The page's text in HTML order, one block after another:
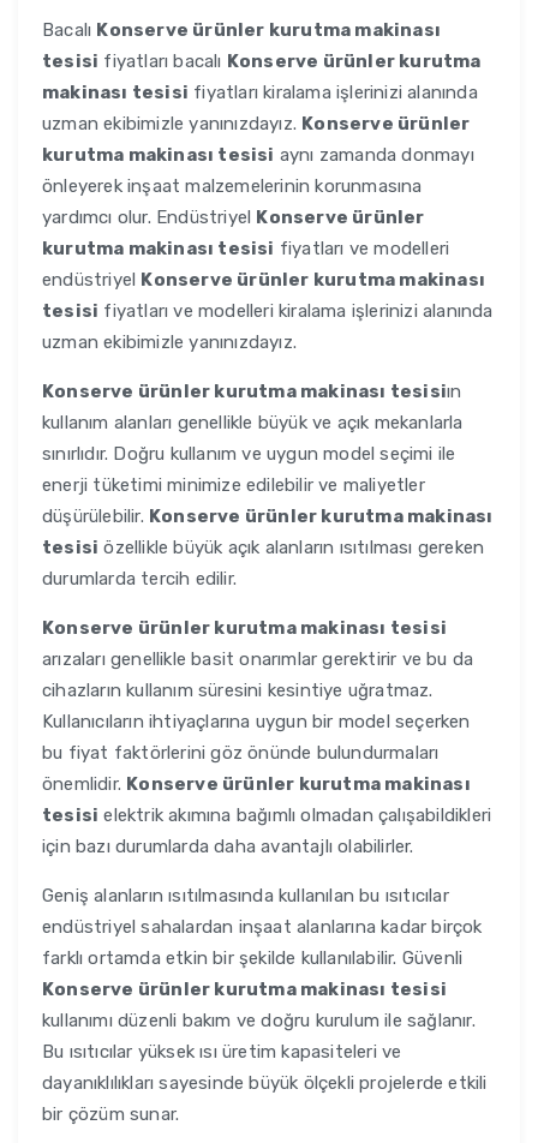
Bacalı Konserve ürünler kurutma makinası
tesisi fiyatları bacalı Konserve ürünler kurutma
makinası tesisi fiyatları kiralama işlerinizi alanında
uzman ekibimizle yanınızdayız. Konserve ürünler
kurutma makinası tesisi aynı zamanda donmayı
önleyerek inşaat malzemelerinin korunmasına
yardımcı olur. Endüstriyel Konserve ürünler
kurutma makinası tesisi fiyatları ve modelleri
endüstriyel Konserve ürünler kurutma makinası
tesisi fiyatları ve modelleri kiralama işlerinizi alanında
uzman ekibimizle yanınızdayız.
Konserve ürünler kurutma makinası tesisiın
kullanım alanları genellikle büyük ve açık mekanlarla
sınırlıdır. Doğru kullanım ve uygun model seçimi ile
enerji tüketimi minimize edilebilir ve maliyetler
düşürülebilir. Konserve ürünler kurutma makinası
tesisi özellikle büyük açık alanların ısıtılması gereken
durumlarda tercih edilir.
Konserve ürünler kurutma makinası tesisi
arızaları genellikle basit onarımlar gerektirir ve bu da
cihazların kullanım süresini kesintiye uğratmaz.
Kullanıcıların ihtiyaçlarına uygun bir model seçerken
bu fiyat faktörlerini göz önünde bulundurmaları
önemlidir. Konserve ürünler kurutma makinası
tesisi elektrik akımına bağımlı olmadan çalışabildikleri
için bazı durumlarda daha avantajlı olabilirler.
Geniş alanların ısıtılmasında kullanılan bu ısıtıcılar
endüstriyel sahalardan inşaat alanlarına kadar birçok
farklı ortamda etkin bir şekilde kullanılabilir. Güvenli
Konserve ürünler kurutma makinası tesisi
kullanımı düzenli bakım ve doğru kurulum ile sağlanır.
Bu ısıtıcılar yüksek ısı üretim kapasiteleri ve
dayanıklılıkları sayesinde büyük ölçekli projelerde etkili
bir çözüm sunar.